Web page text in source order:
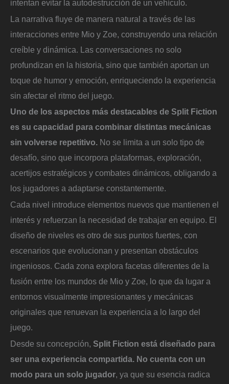
intentan evitar la autodestrucción de un vehículo.
La narrativa fluye de manera natural a través de las
interacciones entre Mio y Zoe, construyendo una relación
creíble y dinámica. Las conversaciones no solo
profundizan en la historia, sino que también aportan un
toque de humor y emoción, enriqueciendo la experiencia
sin afectar el ritmo del juego.
Uno de los aspectos más destacables de Split Fiction
es su capacidad para combinar distintas mecánicas
sin volverse repetitivo. No se limita a un solo tipo de
desafío, sino que incorpora plataformas, exploración,
acertijos estratégicos y combates dinámicos, obligando a
los jugadores a adaptarse constantemente.
Cada nivel introduce elementos nuevos que mantienen el
interés y refuerzan la necesidad de trabajar en equipo. El
diseño de niveles es otro de sus puntos fuertes, con
escenarios que evolucionan y presentan obstáculos
ingeniosos. Cada zona explora facetas diferentes de la
fusión entre los mundos de Mio y Zoe, lo que da lugar a
entornos visualmente impresionantes y mecánicas
originales que renuevan la experiencia a lo largo del
juego.
Desde su concepción, Split Fiction está diseñado para
ser una experiencia compartida. No cuenta con un
modo para un solo jugador , ya que su esencia radica